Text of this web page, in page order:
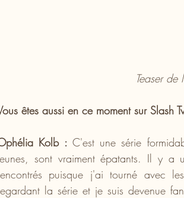
Teaser de
êtes aussi en ce moment sur Slash
Kolb : C'est une série
sont vraiment épatants. Il y
puisque j'ai tourné avec
la série et je suis devenue